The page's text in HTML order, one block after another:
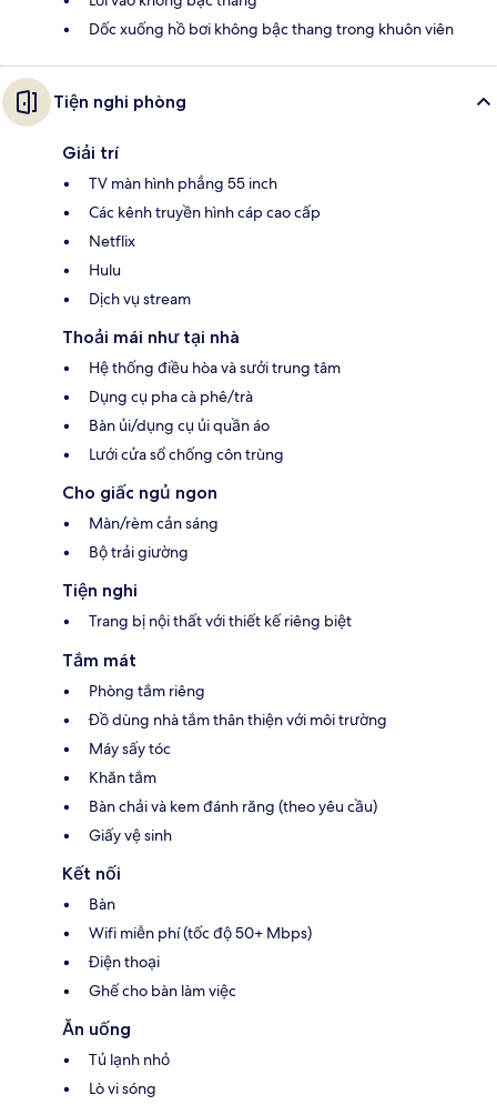
Dốc xuống hồ bơi không bậc thang trong khuôn viên
Tiện nghi phòng
Giải trí
TV màn hình phẳng 55 inch
Các kênh truyền hình cáp cao cấp
Netflix
Hulu
Dịch vụ stream
Thoải mái như tại nhà
Hệ thống điều hòa và sưởi trung tâm
Dụng cụ pha cà phê/trà
Bàn ủi/dụng cụ ủi quần áo
Lưới cửa sổ chống côn trùng
Cho giấc ngủ ngon
Màn/rèm cản sáng
Bộ trải giường
Tiện nghi
Trang bị nội thất với thiết kế riêng biệt
Tắm mát
Phòng tắm riêng
Đồ dùng nhà tắm thân thiện với môi trường
Máy sấy tóc
Khăn tắm
Bàn chải và kem đánh răng (theo yêu cầu)
Giấy vệ sinh
Kết nối
Bàn
Wifi miễn phí (tốc độ 50+ Mbps)
Điện thoại
Ghế cho bàn làm việc
Ăn uống
Tủ lạnh nhỏ
Lò vi sóng